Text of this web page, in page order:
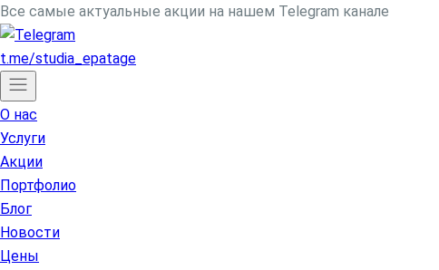
Все самые актуальные акции на нашем Telegram канале
t.me/studia_epatage
О нас
Услуги
Акции
Портфолио
Блог
Новости
Цены